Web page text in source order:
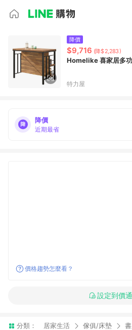
降價
$9,716 (降$2,283)
Homelike 喜家居多
特力屋
降價
近期最省
價格趨勢怎麼看？
設定到價
分類： 居家生活 傢俱/床墊